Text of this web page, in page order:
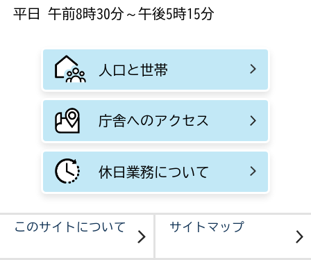
平日 午前8時30分～午後5時15分
人口と世帯
庁舎へのアクセス
休日業務について
このサイトについて サイトマップ